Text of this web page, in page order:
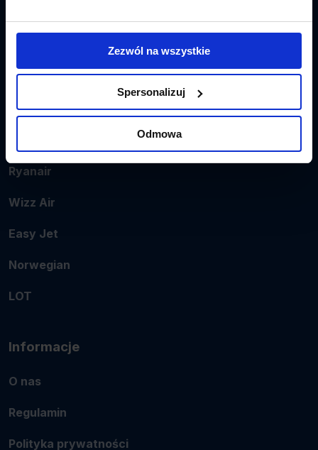
Zezwól na wszystkie
Spersonalizuj
Odmowa
Linie lotnicze
Ryanair
Wizz Air
Easy Jet
Norwegian
LOT
Informacje
O nas
Regulamin
Polityka prywatności